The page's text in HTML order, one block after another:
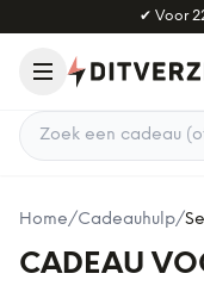
Naar hoofdinhoud
✔ Voor
Zoek een cadeau
Home/Cadeauhulp/
CADEAU